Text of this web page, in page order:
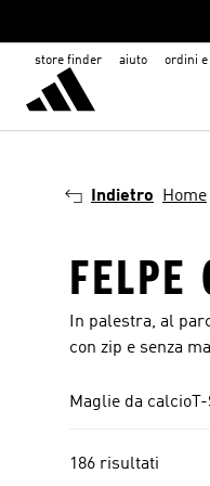
store finder aiuto ordini e
Indietro Home
FELPE
In palestra, al
con zip e senza
Maglie da calcio
186 risultati